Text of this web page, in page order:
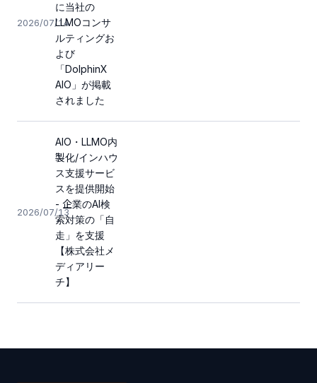
2026/07/14
に当社の
LLMOコンサ
ルティングお
よび
「DolphinX
AIO」が掲載
されました
2026/07/13
AIO・LLMO内
製化/インハウ
ス支援サービ
スを提供開始
- 企業のAI検
索対策の「自
走」を支援
【株式会社メ
ディアリー
チ】